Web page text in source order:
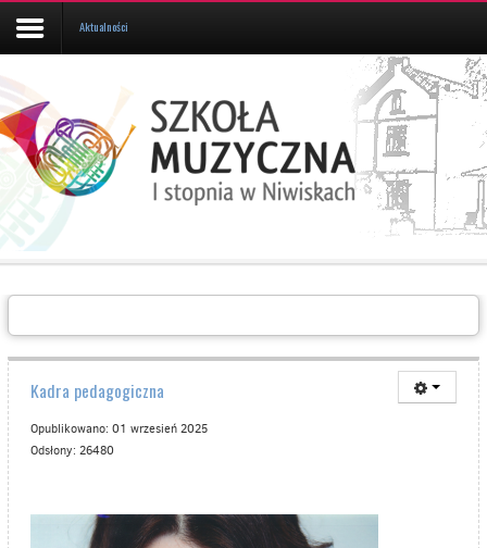
Aktualności
Kalendarz
UCZEŃ/RODZIC
Galeria
SZKOLE
Aktualności
Kadra pedagogiczna
Opublikowano: 01 wrzesień 2025
Odsłony: 26480